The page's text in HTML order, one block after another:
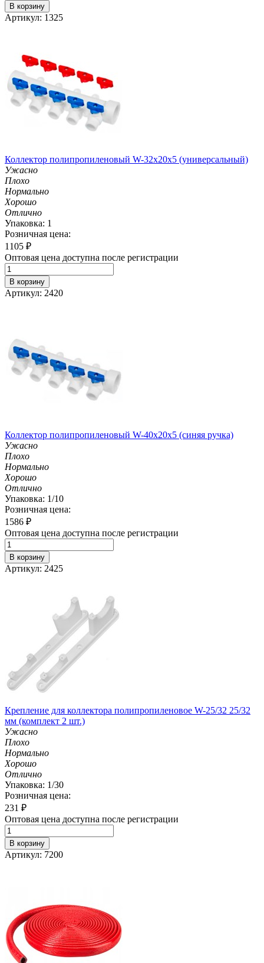
В корзину
Артикул: 1325
Коллектор полипропиленовый W-32х20х5 (универсальный)
Ужасно
Плохо
Нормально
Хорошо
Отлично
Упаковка: 1
Розничная цена:
1105 ₽
Оптовая цена доступна после регистрации
В корзину
Артикул: 2420
Коллектор полипропиленовый W-40х20х5 (синяя ручка)
Ужасно
Плохо
Нормально
Хорошо
Отлично
Упаковка: 1/10
Розничная цена:
1586 ₽
Оптовая цена доступна после регистрации
В корзину
Артикул: 2425
Крепление для коллектора полипропиленовое W-25/32 25/32
мм (комплект 2 шт.)
Ужасно
Плохо
Нормально
Хорошо
Отлично
Упаковка: 1/30
Розничная цена:
231 ₽
Оптовая цена доступна после регистрации
В корзину
Артикул: 7200